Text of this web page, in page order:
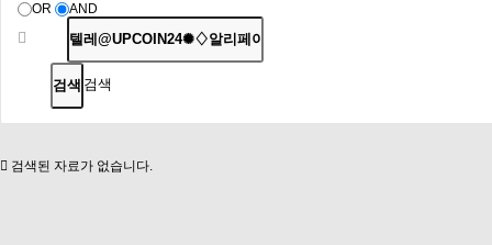
OR AND
검색
검색된 자료가 없습니다.